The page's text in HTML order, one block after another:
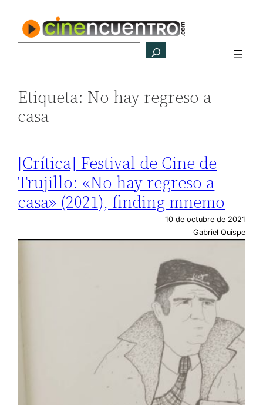
contenido
Etiqueta: No hay regreso a
casa
[Crítica] Festival de Cine de
Trujillo: «No hay regreso a
casa» (2021), finding mnemo
10 de octubre de 2021
Gabriel Quispe